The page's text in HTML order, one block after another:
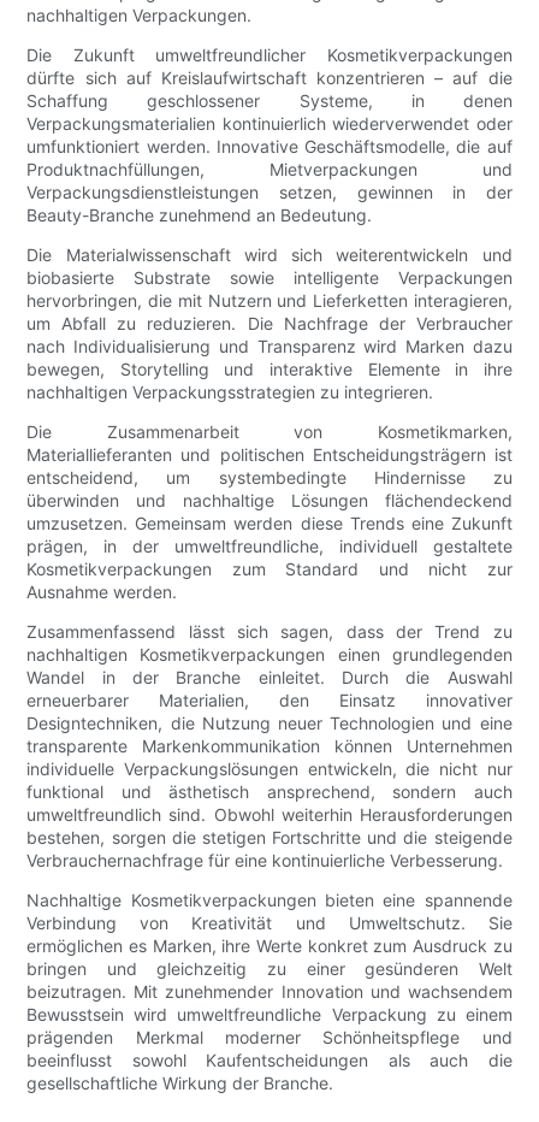
nachhaltigen Verpackungen.
Die Zukunft umweltfreundlicher Kosmetikverpackungen
dürfte sich auf Kreislaufwirtschaft konzentrieren – auf die
Schaffung geschlossener Systeme, in denen
Verpackungsmaterialien kontinuierlich wiederverwendet oder
umfunktioniert werden. Innovative Geschäftsmodelle, die auf
Produktnachfüllungen, Mietverpackungen und
Verpackungsdienstleistungen setzen, gewinnen in der
Beauty-Branche zunehmend an Bedeutung.
Die Materialwissenschaft wird sich weiterentwickeln und
biobasierte Substrate sowie intelligente Verpackungen
hervorbringen, die mit Nutzern und Lieferketten interagieren,
um Abfall zu reduzieren. Die Nachfrage der Verbraucher
nach Individualisierung und Transparenz wird Marken dazu
bewegen, Storytelling und interaktive Elemente in ihre
nachhaltigen Verpackungsstrategien zu integrieren.
Die Zusammenarbeit von Kosmetikmarken,
Materiallieferanten und politischen Entscheidungsträgern ist
entscheidend, um systembedingte Hindernisse zu
überwinden und nachhaltige Lösungen flächendeckend
umzusetzen. Gemeinsam werden diese Trends eine Zukunft
prägen, in der umweltfreundliche, individuell gestaltete
Kosmetikverpackungen zum Standard und nicht zur
Ausnahme werden.
Zusammenfassend lässt sich sagen, dass der Trend zu
nachhaltigen Kosmetikverpackungen einen grundlegenden
Wandel in der Branche einleitet. Durch die Auswahl
erneuerbarer Materialien, den Einsatz innovativer
Designtechniken, die Nutzung neuer Technologien und eine
transparente Markenkommunikation können Unternehmen
individuelle Verpackungslösungen entwickeln, die nicht nur
funktional und ästhetisch ansprechend, sondern auch
umweltfreundlich sind. Obwohl weiterhin Herausforderungen
bestehen, sorgen die stetigen Fortschritte und die steigende
Verbrauchernachfrage für eine kontinuierliche Verbesserung.
Nachhaltige Kosmetikverpackungen bieten eine spannende
Verbindung von Kreativität und Umweltschutz. Sie
ermöglichen es Marken, ihre Werte konkret zum Ausdruck zu
bringen und gleichzeitig zu einer gesünderen Welt
beizutragen. Mit zunehmender Innovation und wachsendem
Bewusstsein wird umweltfreundliche Verpackung zu einem
prägenden Merkmal moderner Schönheitspflege und
beeinflusst sowohl Kaufentscheidungen als auch die
gesellschaftliche Wirkung der Branche.